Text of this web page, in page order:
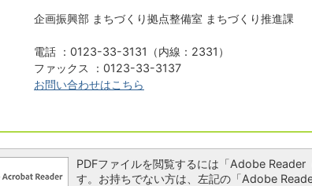
企画振興部 まちづくり拠点整備室 まちづくり推進課
電話 ：0123-33-3131（内線：2331）
ファックス ：0123-33-3137
お問い合わせはこちら
PDFファイルを閲覧するには「Adobe
す。お持ちでない方は、左記の「Adobe